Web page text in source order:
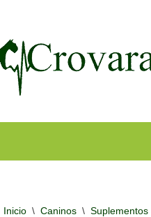
Inicio \ Caninos \ Suplementos